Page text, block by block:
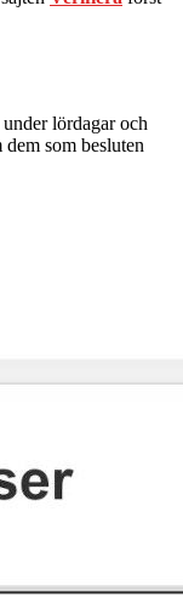
lördagar och
som besluten